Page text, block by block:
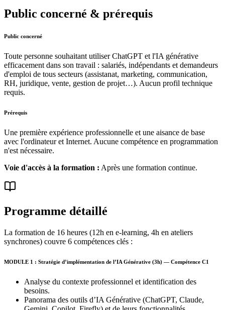
Public concerné & prérequis
Public concerné
Toute personne souhaitant utiliser ChatGPT et l'IA générative
efficacement dans son travail : salariés, indépendants et demandeurs
d'emploi de tous secteurs (assistanat, marketing, communication,
RH, juridique, vente, gestion de projet…). Aucun profil technique
requis.
Prérequis
Une première expérience professionnelle et une aisance de base
avec l'ordinateur et Internet. Aucune compétence en programmation
n'est nécessaire.
Voie d'accès à la formation : Après une formation continue.
Programme détaillé
La formation de 16 heures (12h en e-learning, 4h en ateliers
synchrones) couvre 6 compétences clés :
MODULE 1 : Stratégie d’implémentation de l’IA Générative (3h) — Compétence C1
Analyse du contexte professionnel et identification des
besoins.
Panorama des outils d’IA Générative (ChatGPT, Claude,